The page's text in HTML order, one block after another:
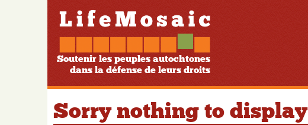
Soutenir les peuples autochtones
dans la défense de leurs droits
Sorry nothing to display